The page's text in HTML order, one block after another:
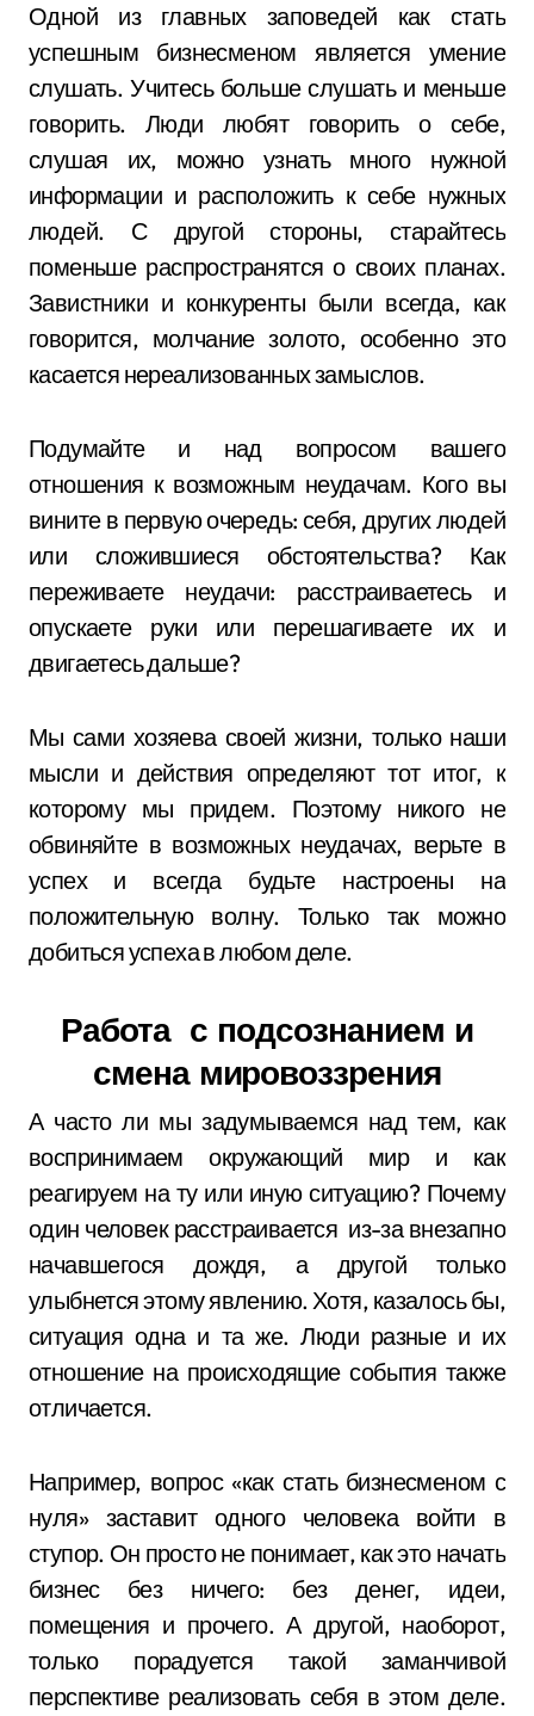
Одной из главных заповедей как стать
успешным бизнесменом является умение
слушать. Учитесь больше слушать и меньше
говорить. Люди любят говорить о себе,
слушая их, можно узнать много нужной
информации и расположить к себе нужных
людей. С другой стороны, старайтесь
поменьше распространятся о своих планах.
Завистники и конкуренты были всегда, как
говорится, молчание золото, особенно это
касается нереализованных замыслов.
Подумайте и над вопросом вашего
отношения к возможным неудачам. Кого вы
вините в первую очередь: себя, других людей
или сложившиеся обстоятельства? Как
переживаете неудачи: расстраиваетесь и
опускаете руки или перешагиваете их и
двигаетесь дальше?
Мы сами хозяева своей жизни, только наши
мысли и действия определяют тот итог, к
которому мы придем. Поэтому никого не
обвиняйте в возможных неудачах, верьте в
успех и всегда будьте настроены на
положительную волну. Только так можно
добиться успеха в любом деле.
Работа с подсознанием и
смена мировоззрения
А часто ли мы задумываемся над тем, как
воспринимаем окружающий мир и как
реагируем на ту или иную ситуацию? Почему
один человек расстраивается из-за внезапно
начавшегося дождя, а другой только
улыбнется этому явлению. Хотя, казалось бы,
ситуация одна и та же. Люди разные и их
отношение на происходящие события также
отличается.
Например, вопрос «как стать бизнесменом с
нуля» заставит одного человека войти в
ступор. Он просто не понимает, как это начать
бизнес без ничего: без денег, идеи,
помещения и прочего. А другой, наоборот,
только порадуется такой заманчивой
перспективе реализовать себя в этом деле.